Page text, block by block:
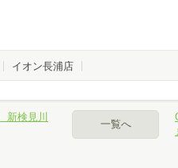
イオン長浦店
新検見川
一覧へ